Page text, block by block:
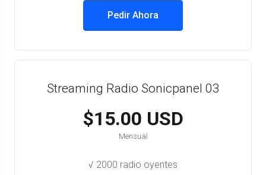
Pedir Ahora
Streaming Radio Sonicpanel 03
$15.00 USD
Mensual
√ 2000 radio oyentes